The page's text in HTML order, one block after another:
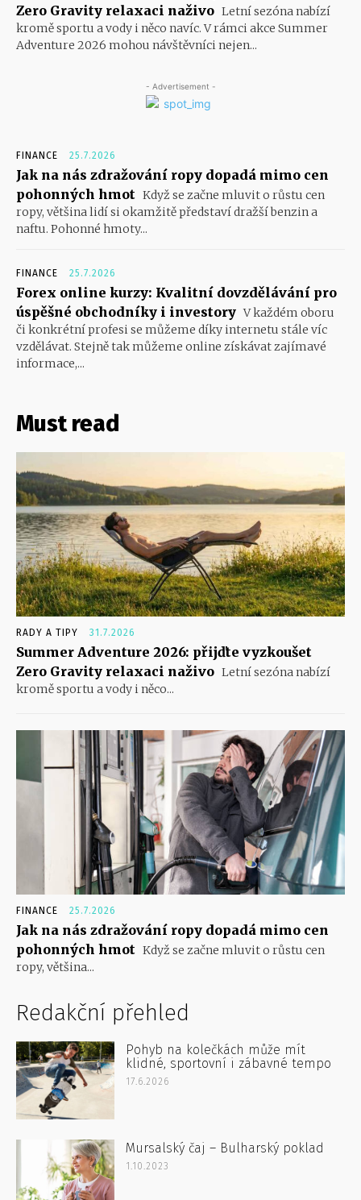
Zero Gravity relaxaci naživo Letní sezóna nabízí
kromě sportu a vody i něco navíc. V rámci akce Summer
Adventure 2026 mohou návštěvníci nejen...
- Advertisement -
FINANCE 25.7.2026
Jak na nás zdražování ropy dopadá mimo cen
pohonných hmot Když se začne mluvit o růstu cen
ropy, většina lidí si okamžitě představí dražší benzin a
naftu. Pohonné hmoty...
FINANCE 25.7.2026
Forex online kurzy: Kvalitní dovzdělávání pro
úspěšné obchodníky i investory V každém oboru
či konkrétní profesi se můžeme díky internetu stále víc
vzdělávat. Stejně tak můžeme online získávat zajímavé
informace,...
Must read
RADY A TIPY 31.7.2026
Summer Adventure 2026: přijďte vyzkoušet
Zero Gravity relaxaci naživo Letní sezóna nabízí
kromě sportu a vody i něco...
FINANCE 25.7.2026
Jak na nás zdražování ropy dopadá mimo cen
pohonných hmot Když se začne mluvit o růstu cen
ropy, většina...
Redakční přehled
Pohyb na kolečkách může mít
klidné, sportovní i zábavné tempo
17.6.2026
Mursalský čaj – Bulharský poklad
1.10.2023